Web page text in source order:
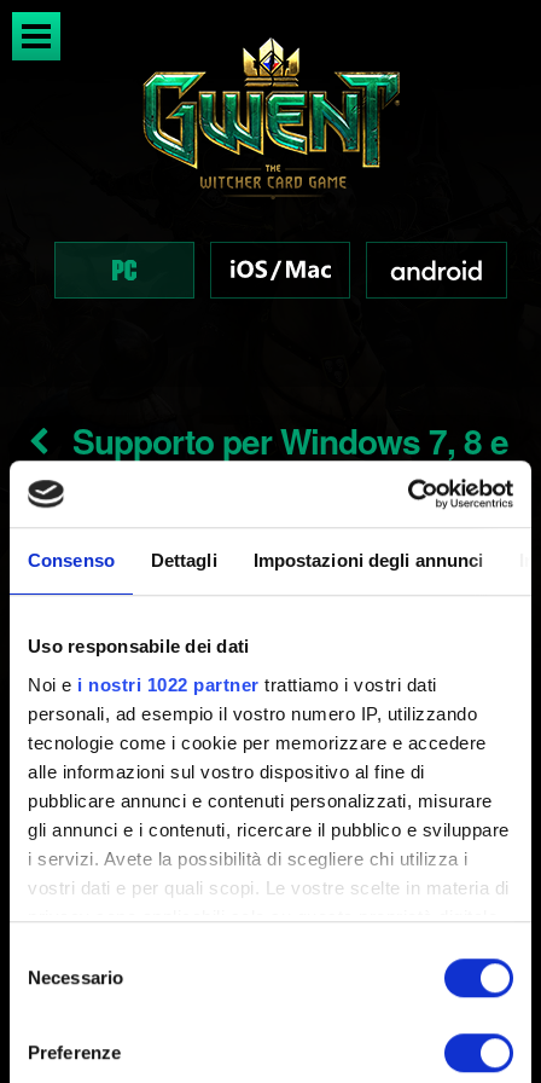
Consenso Dettagli Impostazioni degli annunci
Uso responsabile dei dati
Noi e i nostri 1022 partner trattiamo i vostri dati
personali, ad esempio il vostro numero IP, utilizzando
tecnologie come i cookie per memorizzare e accedere
alle informazioni sul vostro dispositivo al fine di
pubblicare annunci e contenuti personalizzati, misurare
gli annunci e i contenuti, ricercare il pubblico e sviluppare
i servizi. Avete la possibilità di scegliere chi utilizza i
vostri dati e per quali scopi. Le vostre scelte in materia di
privacy sono applicabili solo su questa proprietà digitale
modificare o revocare il proprio consenso in qualsiasi
momento dalla Dichiarazione sui cookie o facendo clic
delNecessario
Preferenze
Supporto per Windows 7, 8 e
8.1
Creato 2 anni fa Aggiornato 1 anno fa
Windows 7, 8 e 8.1 su Steam e su Windows 7 su GOG, a
causa del fatto che queste piattaforme non supportano
più queste versioni di Windows.
Questo non significa che GWENT non funzioni sui
sistemi operativi sopra elencati, ma potrebbero verificarsi
problemi di compatibilità che non potremo risolvere.